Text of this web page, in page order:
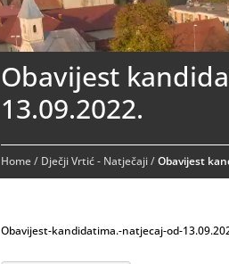
Obavijest
13.09.2022.
Home/ Dječji Vrtić - Natječaji/Obavijest
Obavijest-kandidatima.-natjecaj-od-